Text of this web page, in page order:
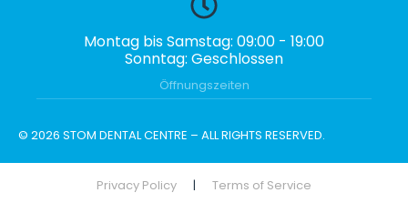
Montag bis Samstag: 09:00 - 19:00
Sonntag: Geschlossen
Öffnungszeiten
© 2026 STOM DENTAL CENTRE – ALL RIGHTS RESERVED.
Privacy Policy | Terms of Service